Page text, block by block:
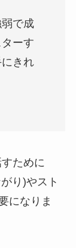
で成
ーす
きれ
ために
り)やスト
になりま